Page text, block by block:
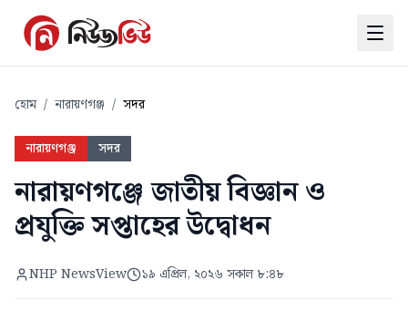
হোম / নারায়ণগঞ্জ / সদর
নারায়ণগঞ্জ সদর
নারায়ণগঞ্জে জাতীয় বিজ্ঞান ও
প্রযুক্তি সপ্তাহের উদ্বোধন
NHP NewsView ১৯ এপ্রিল, ২০২৬ সকাল ৮:৪৮